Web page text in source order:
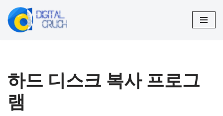
콘
건
너
뛰
기
하드 디스크 복사 프로그
램